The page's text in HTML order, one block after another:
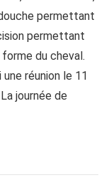
permettant
permettant
du cheval.
réunion le 11
journée de